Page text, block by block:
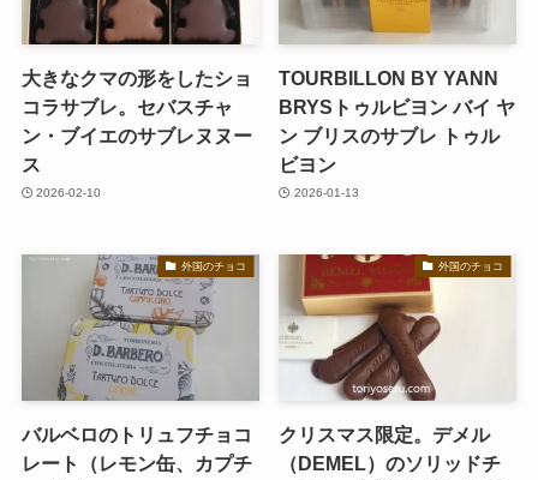
大きなクマの形をしたショ
コラサブレ。セバスチャ
ン・ブイエのサブレヌヌー
ス
2026-02-10
TOURBILLON BY YANN
BRYSトゥルビヨン バイ ヤ
ン ブリスのサブレ トゥル
ビヨン
2026-01-13
外国のチョコ
バルベロのトリュフチョコ
レート（レモン缶、カプチ
外国のチョコ
クリスマス限定。デメル
（DEMEL）のソリッドチ